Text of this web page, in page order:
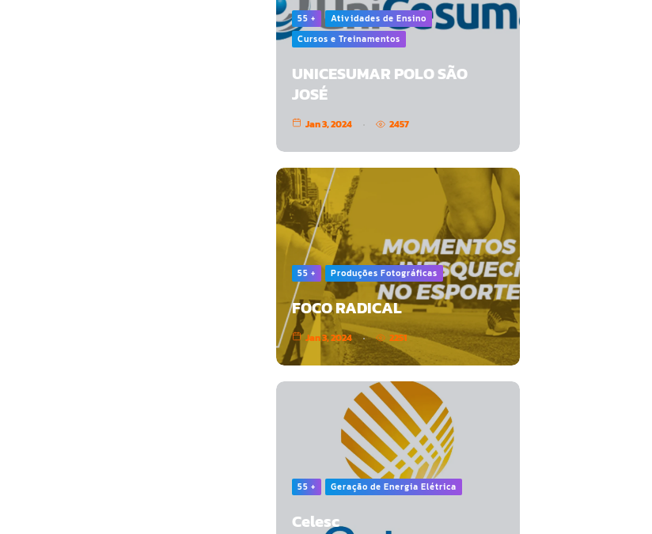
55 +
Atividades de Ensino
Cursos e Treinamentos
UNICESUMAR POLO SÃO
JOSÉ
Jan 3, 2024 2457
55 + Produções Fotográficas
FOCO RADICAL
Jan 3, 2024 2251
55 + Geração de Energia Elétrica
Celesc